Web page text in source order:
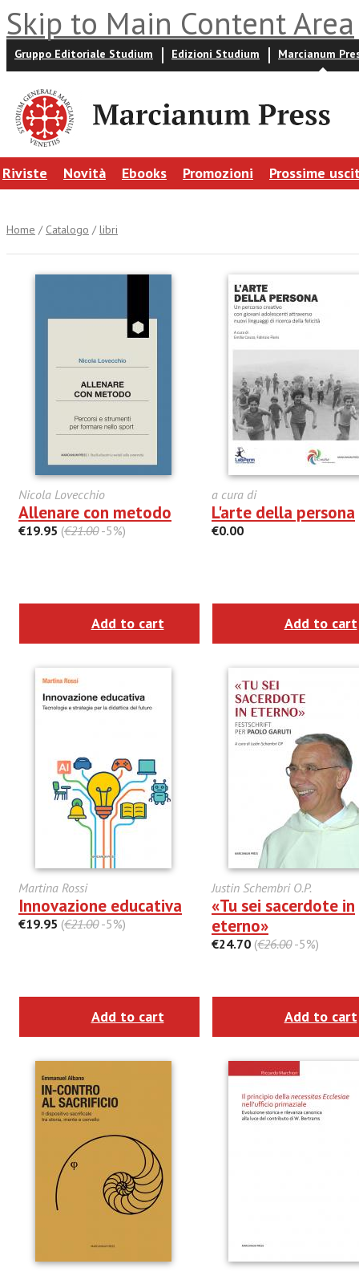
Skip to Main Content Area
Gruppo Editoriale Studium Edizioni Studium Marcianum
Riviste Novità Ebooks Promozioni Prossime
Home / Catalogo / libri
Nicola Lovecchio
Allenare con metodo
€19.95 (€21.00-5%)
Add to cart
a cura di
L'arte della persona
€0.00
Add to cart
Martina Rossi
Innovazione educativa
€19.95 (€21.00-5%)
Add to cart
Justin Schembri O.P.
«Tu sei sacerdote in
eterno»
€24.70 (€26.00-5%)
Add to cart